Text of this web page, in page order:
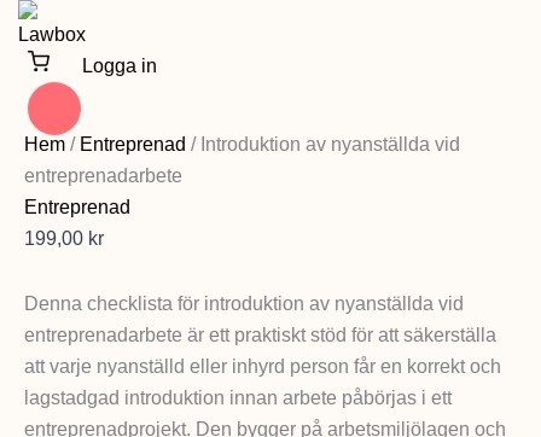
Logga in
Hoppa
innehåll
Hem / Entreprenad / Introduktion av nyanställda vid
entreprenadarbete
Entreprenad
199,00 kr
Denna checklista för introduktion av nyanställda vid
entreprenadarbete är ett praktiskt stöd för att säkerställa
att varje nyanställd eller inhyrd person får en korrekt och
lagstadgad introduktion innan arbete påbörjas i ett
entreprenadprojekt. Den bygger på arbetsmiljölagen och
Introduktion
av
nyanställda
vid
entreprenadarbete
mängd